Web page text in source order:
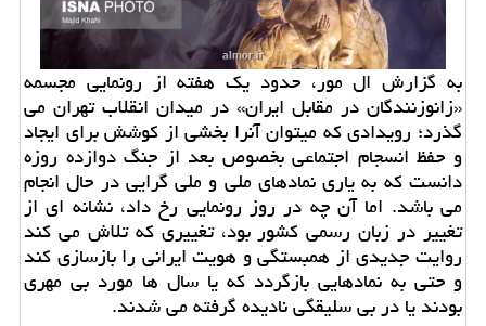
به گزارش ال مور، حدود یک هفته از رونمایی مجسمه
«زانوزنندگان در مقابل ایران» در میدان انقلاب تهران می
گذرد؛ رویدادی که میتوان آنرا بخشی از کوشش برای ایجاد
و حفظ انسجام اجتماعی بخصوص بعد از جنگ دوازده روزه
دانست که به یاری نمادهای ملی و ملی گرایی در حال انجام
می باشد. اما آن چه در روز رونمایی رخ داد، نشانه ای از
تغییر در زبان رسمی کشور بود، تغییری که تلاش می کند
روایت جدیدی از همبستگی و هویت ایرانی را بازسازی کند
و حتی به نمادهایی بازگردد که یا سال ها مورد بی مهری
بودند یا در بی سلیقگی نادیده گرفته می شدند.